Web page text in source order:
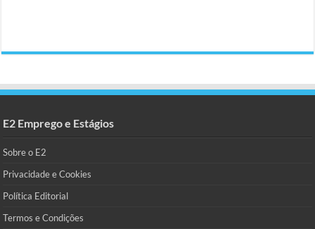
E2 Emprego e Estágios
Sobre o E2
Privacidade e Cookies
Política Editorial
Termos e Condições